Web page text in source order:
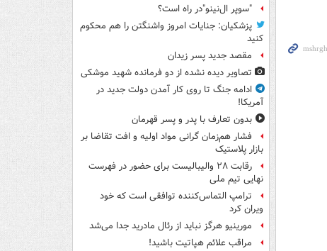
"سوپر ال‌نینو"در راه است؟
پزشکیان: جنایات امروز واشنگتن را هم محکوم
کنید
مقصد جدید پسر زیدان
تصاویر دیده‌ نشده از دو فرمانده شهید موشکی
ادامه جنگ تا روی کار آمدن دولت جدید در
آمریکا!
بدون تعارف با پدر و پسر قهرمان
فشار هم‌زمان گرانی مواد اولیه و افت تقاضا بر
بازار پلاستیک
رقابت ۲۸ والیبالیست برای حضور در فهرست
نهایی تیم ملی
ترامپ التماس‌کننده توافقی است که خود
ویران کرد
مورینیو هرگز نباید از رئال مادرید جدا می‌شد
مراقب علائم هپاتیت باشید!